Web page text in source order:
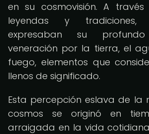
en su cosmovisión. A
leyendas y tradiciones,
expresaban su
veneración por la tierra, el
fuego, elementos que
llenos de significado.
Esta percepción eslava de la
cosmos se originó en
arraigada en la vida